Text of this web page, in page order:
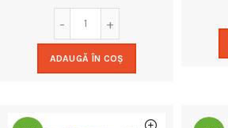
inițial
a
fost:
ADAUGĂ ÎN COȘ